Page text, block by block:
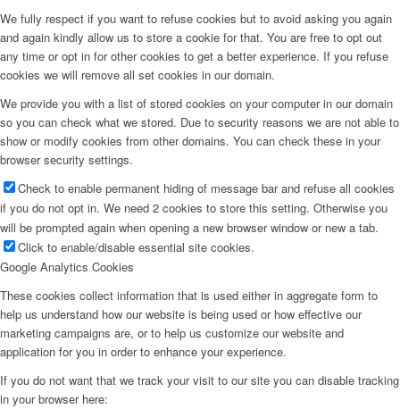
We fully respect if you want to refuse cookies but to avoid asking you again
and again kindly allow us to store a cookie for that. You are free to opt out
any time or opt in for other cookies to get a better experience. If you refuse
cookies we will remove all set cookies in our domain.
We provide you with a list of stored cookies on your computer in our domain
so you can check what we stored. Due to security reasons we are not able to
show or modify cookies from other domains. You can check these in your
browser security settings.
Check to enable permanent hiding of message bar and refuse all cookies
if you do not opt in. We need 2 cookies to store this setting. Otherwise you
will be prompted again when opening a new browser window or new a tab.
Click to enable/disable essential site cookies.
Google Analytics Cookies
These cookies collect information that is used either in aggregate form to
help us understand how our website is being used or how effective our
marketing campaigns are, or to help us customize our website and
application for you in order to enhance your experience.
If you do not want that we track your visit to our site you can disable tracking
in your browser here: